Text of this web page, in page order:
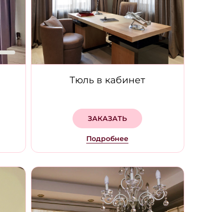
Тюль в кабинет
ЗАКАЗАТЬ
Подробнее